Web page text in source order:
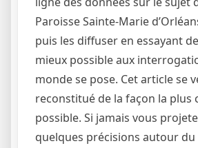
Paroisse Sainte-Marie
puis les diffuser en essayant
mieux possible aux
monde se pose. Cet article se
reconstitué de la façon la plus
possible. Si jamais vous
quelques précisions autour